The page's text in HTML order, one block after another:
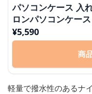
パソコンケース 入
ロンパソコンケー
学 出張 カフェ作業
¥5,590
商
軽量で撥水性のあるナ